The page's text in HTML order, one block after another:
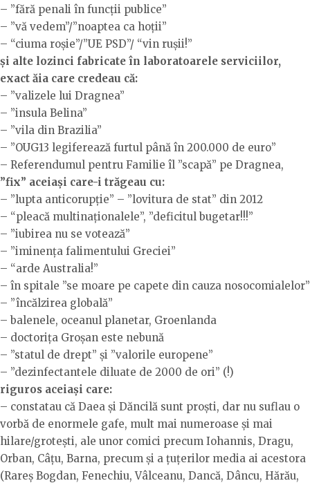
– ”fără penali în funcții publice”
– ”vă vedem”/”noaptea ca hoții”
– “ciuma roșie”/”UE PSD”/ “vin rușii!”
și alte lozinci fabricate în laboratoarele serviciilor,
exact ăia care credeau că:
– ”valizele lui Dragnea”
– ”insula Belina”
– ”vila din Brazilia”
– ”OUG13 legiferează furtul până în 200.000 de euro”
– Referendumul pentru Familie îl ”scapă” pe Dragnea,
”fix” aceiași care-i trăgeau cu:
– ”lupta anticorupție” – ”lovitura de stat” din 2012
– “pleacă multinaționalele”, ”deficitul bugetar!!!”
– ”iubirea nu se votează”
– ”iminența falimentului Greciei”
– “arde Australia!”
– în spitale ”se moare pe capete din cauza nosocomialelor”
– ”încălzirea globală”
– balenele, oceanul planetar, Groenlanda
– doctorița Groșan este nebună
– ”statul de drept” și ”valorile europene”
– ”dezinfectantele diluate de 2000 de ori” (!)
riguros aceiași care:
– constatau că Daea și Dăncilă sunt proști, dar nu suflau o
vorbă de enormele gafe, mult mai numeroase și mai
hilare/grotești, ale unor comici precum Iohannis, Dragu,
Orban, Câțu, Barna, precum și a țuțerilor media ai acestora
(Rareș Bogdan, Fenechiu, Vâlceanu, Dancă, Dâncu, Hărău,